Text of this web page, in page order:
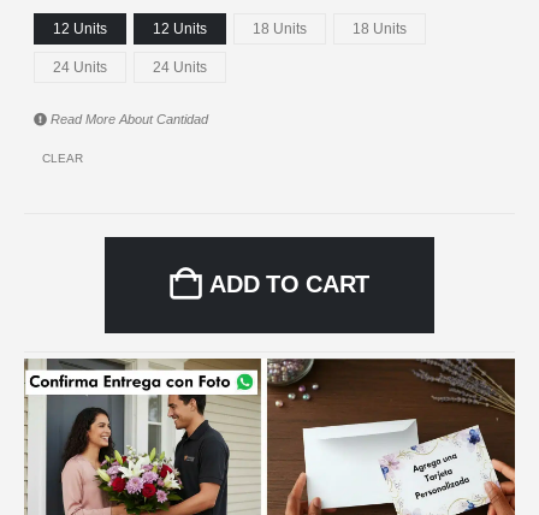
12 Units 12 Units 18 Units 18 Units
24 Units 24 Units
Read More AboutCantidad
CLEAR
ADD TO CART